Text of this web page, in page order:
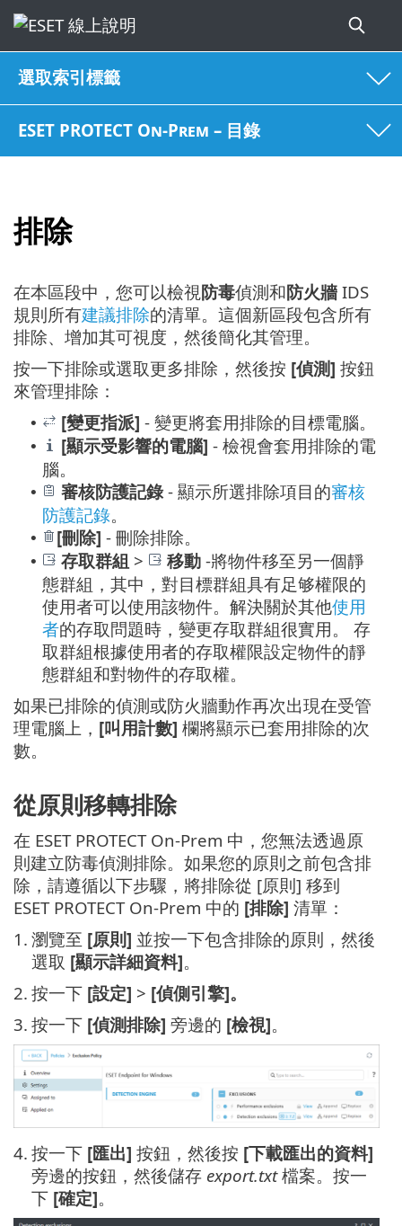
選取索引標籤
ESET PROTECT On-Prem – 目錄
排除
在本區段中，您可以檢視防毒偵測和防火牆 IDS
規則所有建議排除的清單。這個新區段包含所有
排除、增加其可視度，然後簡化其管理。
按一下排除或選取更多排除，然後按 [偵測] 按鈕
來管理排除：
• [變更指派] - 變更將套用排除的目標電腦。
• [顯示受影響的電腦] - 檢視會套用排除的電
腦。
• 審核防護記錄- 顯示所選排除項目的審核
防護記錄。
• [刪除] - 刪除排除。
• 存取群組 > 移動 -將物件移至另一個靜
態群組，其中，對目標群組具有足够權限的
使用者可以使用該物件。解決關於其他使用
者的存取問題時，變更存取群組很實用。 存
取群組根據使用者的存取權限設定物件的靜
態群組和對物件的存取權。
如果已排除的偵測或防火牆動作再次出現在受管
理電腦上， [叫用計數] 欄將顯示已套用排除的次
數。
從原則移轉排除
在 ESET PROTECT On-Prem 中，您無法透過原
則建立防毒偵測排除。如果您的原則之前包含排
除，請遵循以下步驟，將排除從 [原則] 移到
ESET PROTECT On-Prem 中的 [排除] 清單：
1. 瀏覽至 [原則] 並按一下包含排除的原則，然後
選取 [顯示詳細資料]。
2. 按一下 [設定] > [偵側引擎]。
3. 按一下 [偵測排除] 旁邊的 [檢視]。
4. 按一下 [匯出] 按鈕，然後按 [下載匯出的資料]
旁邊的按鈕，然後儲存 export.txt檔案。按一
下 [確定]。